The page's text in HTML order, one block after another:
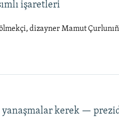
işaretleri
dizayner Mamut Çurlunıñ
yanaşmalar kerek —